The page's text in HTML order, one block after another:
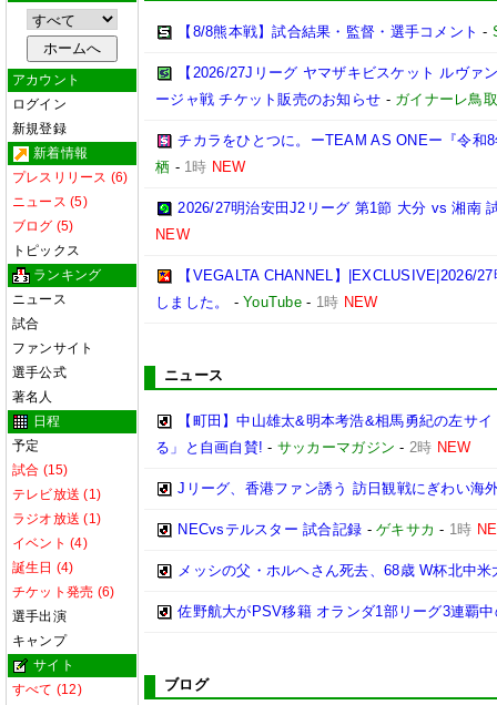
アカウント
ログイン
新規登録
新着情報
プレスリリース (6)
ニュース (5)
ブログ (5)
トピックス
ランキング
ニュース
試合
ファンサイト
選手公式
著名人
日程
予定
試合 (15)
テレビ放送 (1)
ラジオ放送 (1)
イベント (4)
誕生日 (4)
チケット発売 (6)
選手出演
キャンプ
サイト
すべて (12)
【8/8熊本戦】試合結果・監督・選手コメント -
【2026/27Jリーグ ヤマザキビスケット ルヴ
ージャ戦 チケット販売のお知らせ - ガイナーレ鳥取
チカラをひとつに。ーTEAM AS ONEー『令和
栖 - 1時 NEW
2026/27明治安田J2リーグ 第1節 大分 vs 湘南
NEW
【VEGALTA CHANNEL】|EXCLUSIVE|2026/
しました。
-YouTube - 1時 NEW
ニュース
【町田】中山雄太&明本考浩&相馬勇紀の左サ
る」と自画自賛! - サッカーマガジン - 2時 NEW
Jリーグ、香港ファン誘う 訪日観戦にぎわい海
NECvsテルスター 試合記録 -ゲキサカ - 1時
メッシの父・ホルヘさん死去、68歳 W杯北中
佐野航大がPSV移籍 オランダ1部リーグ3連覇
ブログ